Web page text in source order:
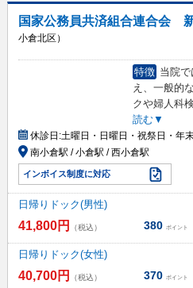
国家公務員共済組合連合会
小倉北区）
特徴 当院
え、一般的
クや婦人科
読む▼
休診日:土曜日・日曜日・祝祭日・年
南小倉駅 / 小倉駅 / 西小倉駅
インボイス制度に対応
日帰りドック(男性)
41,800円 （税込） 380 ポイント
日帰りドック(女性)
40,700円 （税込） 370 ポイント